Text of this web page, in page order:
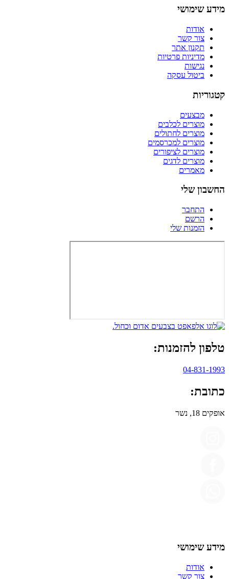
מידע שימושי
אודות
צור קשר
תקנון אתר
מדיניות פרטיות
נגישות
ביטול עסקה
קטגוריות
מבצעים
מוצרים לכלבים
מוצרים לחתולים
מוצרים למכרסמים
מוצרים לציפורים
מוצרים לדגים
מאמרים
החשבון שלי
התחבר
הרשם
הזמנות שלי
טלפון להזמנות:
04-831-1993
כתובת:
אופקים 18, נשר
מידע שימושי
אודות
צור קשר